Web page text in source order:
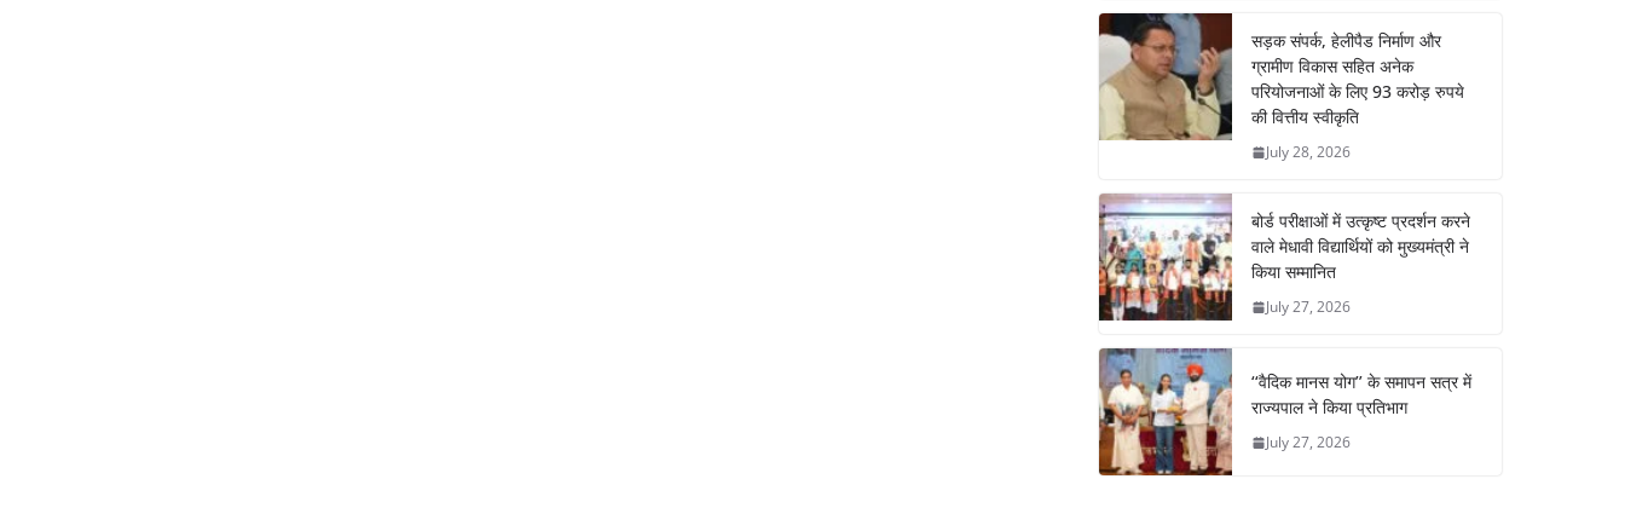
सड़क संपर्क, हेलीपैड निर्माण और
ग्रामीण विकास सहित अनेक
परियोजनाओं के लिए 93 करोड़ रुपये
की वित्तीय स्वीकृति
July 28, 2026
बोर्ड परीक्षाओं में उत्कृष्ट प्रदर्शन करने
वाले मेधावी विद्यार्थियों को मुख्यमंत्री ने
किया सम्मानित
July 27, 2026
‘‘वैदिक मानस योग’’ के समापन सत्र में
राज्यपाल ने किया प्रतिभाग
July 27, 2026